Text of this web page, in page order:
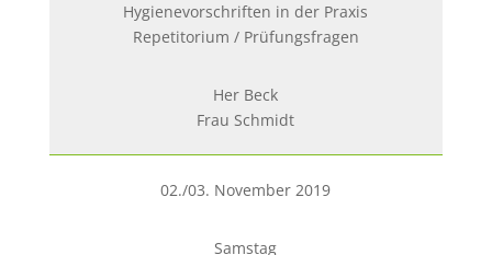
Hygienevorschriften in der Praxis
Repetitorium / Prüfungsfragen
Her Beck
Frau Schmidt
02./03. November 2019
Samstag